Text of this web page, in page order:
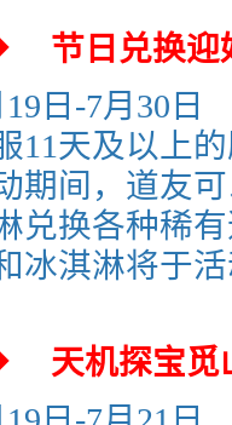
节日兑换迎
日-7月30日
11天及以上
期间，道友
兑换各种稀
冰淇淋将于
天机探宝觅